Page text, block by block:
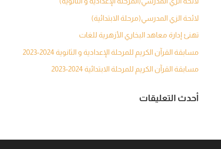
لائحة الزي المدرسي(مرحلة الابتدائية)
تهنئ إدارة معاهد البخاري الأزهرية للغات
مسابقة القرآن الكريم للمرحلة الإعدادية و الثانوية 2024-2023
مسابقة القرآن الكريم للمرحلة الابتدائية 2024-2023
أحدث التعليقات